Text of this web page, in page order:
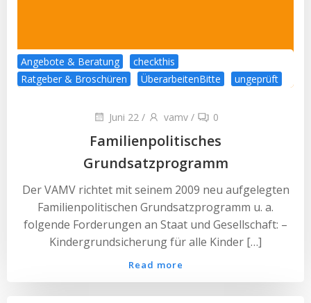
Angebote & Beratung
checkthis
Ratgeber & Broschüren
ÜberarbeitenBitte ungeprüft
Juni 22 / vamv / 0
Familienpolitisches
Grundsatzprogramm
Der VAMV richtet mit seinem 2009 neu aufgelegten
Familienpolitischen Grundsatzprogramm u. a.
folgende Forderungen an Staat und Gesellschaft: –
Kindergrundsicherung für alle Kinder […]
Read more